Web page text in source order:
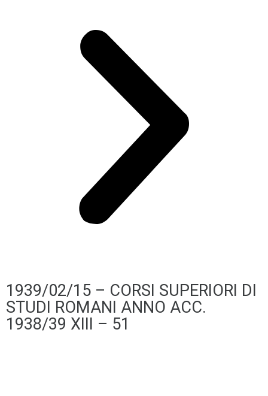
1939/02/15 – CORSI SUPERIORI DI
STUDI ROMANI ANNO ACC.
1938/39 XIII – 51